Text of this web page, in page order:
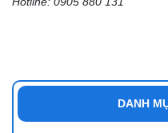
DANH